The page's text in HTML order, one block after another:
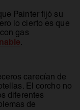
Painter fijó su
lo cierto es que
gas
.
carecían de
El corcho no
diferentes
de